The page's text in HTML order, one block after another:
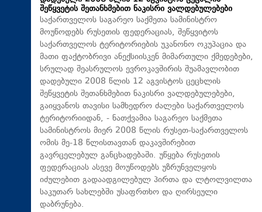
შეწყვეტის შეთანხმებით ნაკისრი ვალდებულებები
საქართველოს საგარეო საქმეთა სამინისტრო
მოუწოდებს რუსეთის ფედერაციას, შეწყვიტოს
საქართველოს ტერიტორიების უკანონო ოკუპაცია და
მათი ფაქტობრივი ანექსიისკენ მიმართული ქმედებები,
სრულად შეასრულოს ევროკავშირის შუამავლობით
დადებული 2008 წლის 12 აგვისტოს ცეცხლის
შეწყვეტის შეთანხმებით ნაკისრი ვალდებულებები,
გაიყვანოს თავისი სამხედრო ძალები საქართველოს
ტერიტორიიდან, - ნათქვამია საგარეო საქმეთა
სამინისტროს მიერ 2008 წლის რუსეთ-საქართველოს
ომის მე-18 წლისთავთან დაკავშირებით
გავრცელებულ განცხადებაში. უწყება რუსეთის
ფედერაციას ასევე მოუწოდებს უზრუნველყოს
იძულებით გადაადგილებულ პირთა და ლტოლვილთა
საკუთარ სახლებში უსაფრთხო და ღირსეული
დაბრუნება.